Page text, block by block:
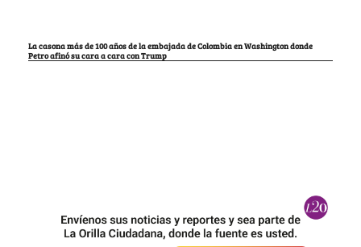
La casona más de 100 años de la embajada de Colombia en Washington donde
Petro afinó su cara a cara con Trump